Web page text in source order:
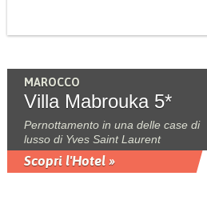
MAROCCO
Villa Mabrouka 5*
Pernottamento in una delle case di
lusso di Yves Saint Laurent
Scopri l'Hotel »